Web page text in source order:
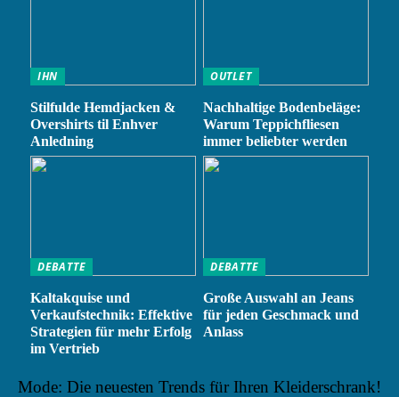
IHN
Stilfulde Hemdjacken &
Overshirts til Enhver
Anledning
OUTLET
Nachhaltige Bodenbeläge:
Warum Teppichfliesen
immer beliebter werden
DEBATTE
Kaltakquise und
Verkaufstechnik: Effektive
Strategien für mehr Erfolg
im Vertrieb
DEBATTE
Große Auswahl an Jeans
für jeden Geschmack und
Anlass
Mode: Die neuesten Trends für Ihren Kleiderschrank!